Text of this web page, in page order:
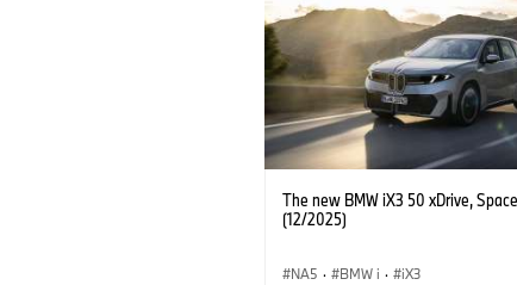
The new BMW iX3 50 xDrive,
(12/2025)
NA5 · BMW i · iX3